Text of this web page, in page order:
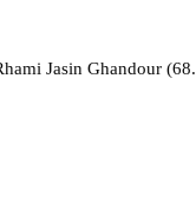
Jasin Ghandour (68.